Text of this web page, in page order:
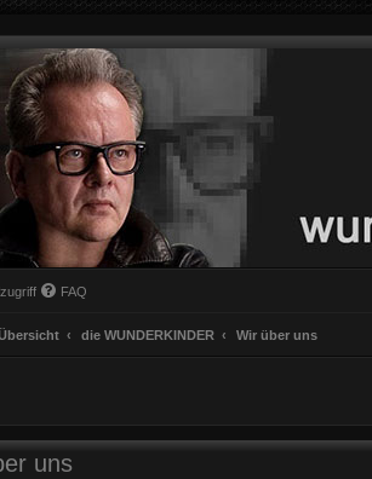
FAQ
die WUNDERKINDER Wir über uns
uns